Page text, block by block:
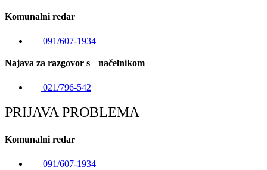
Komunalni redar
091/607-1934
Najava za razgovor s načelnikom
021/796-542
PRIJAVA PROBLEMA
Komunalni redar
091/607-1934